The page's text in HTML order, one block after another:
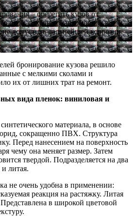
– оберегать кузов от
рода, сохранить автомобиль в
допустить дальнейшей коррозии.
бронирование кузова решило
с мелкими сколами и
их от лишних трат на ремонт.
вида пленок: виниловая и
материала, в основе
сокращенно ПВХ. Структура
Перед нанесением на поверхность
чему она меняет размер. Затем
твердой. Подразделяется на два
литая.
не очень удобна в применении:
реакция на растяжку. Литая
в широкой цветовой